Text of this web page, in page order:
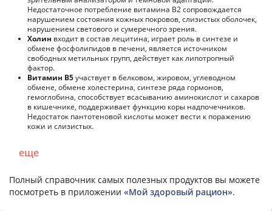
Недостаточное потребление витамина В2 сопровождается
нарушением состояния кожных покровов, слизистых оболочек,
нарушением светового и сумеречного зрения.
Холин входит в состав лецитина, играет роль в синтезе и
обмене фосфолипидов в печени, является источником
свободных метильных групп, действует как липотропный
фактор.
Витамин В5участвует в белковом, жировом, углеводном
обмене, обмене холестерина, синтезе ряда гормонов,
гемоглобина, способствует всасыванию аминокислот и сахаров
в кишечнике, поддерживает функцию коры надпочечников.
Недостаток пантотеновой кислоты может вести к поражению
кожи и слизистых.
еще
Полный справочник самых полезных продуктов вы можете
посмотреть в приложении «Мой здоровый рацион».